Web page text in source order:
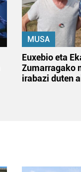
MUSA
Euxebio eta
Zumarragako
irabazi duten